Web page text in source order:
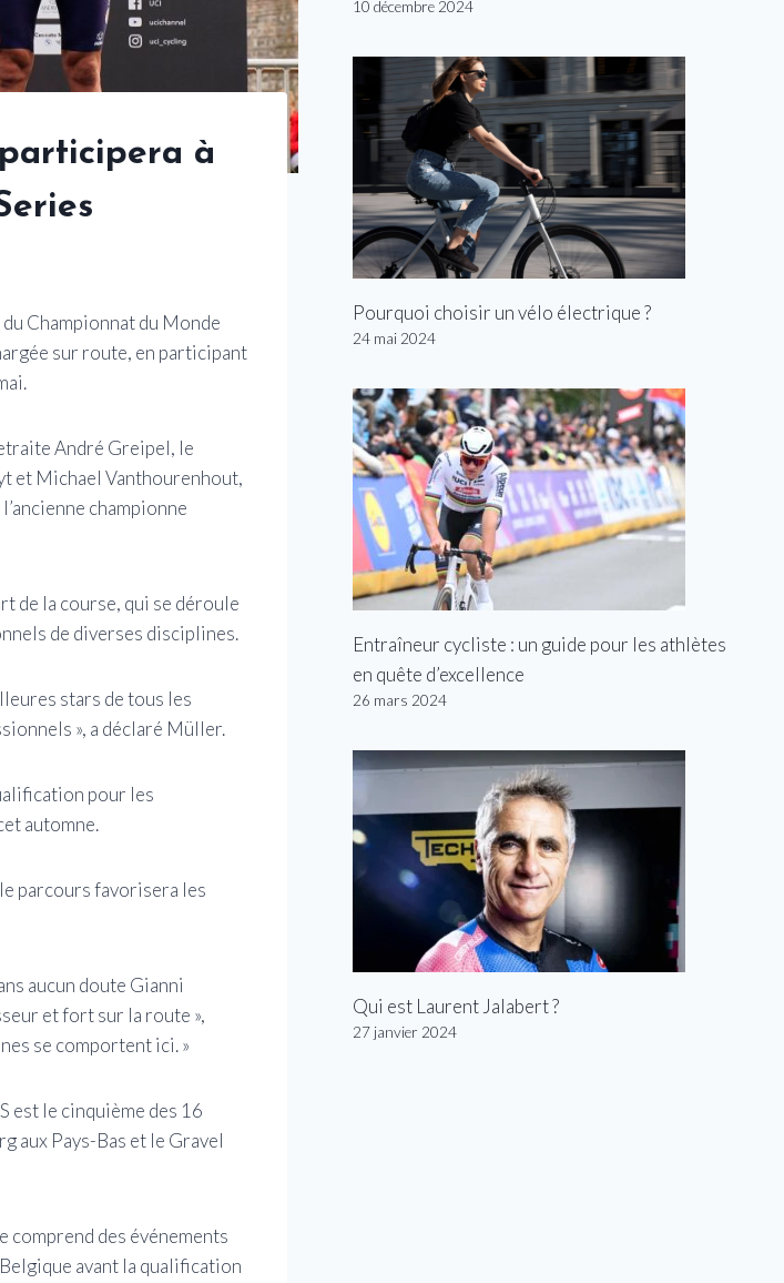
à
Championnat du Monde
sur route, en participant
André Greipel, le
et Michael Vanthourenhout,
championne
de la course, qui se déroule
de diverses disciplines.
stars de tous les
», a déclaré Müller.
pour les
automne.
parcours favorisera les
aucun doute Gianni
et fort sur la route »,
se comportent ici. »
est le cinquième des 16
aux Pays-Bas et le Gravel
comprend des événements
avant la qualification
10 décembre 2024
Pourquoi choisir un vélo électrique ?
24 mai 2024
Entraîneur cycliste : un guide pour les athlètes
en quête d’excellence
26 mars 2024
Qui est Laurent Jalabert ?
27 janvier 2024